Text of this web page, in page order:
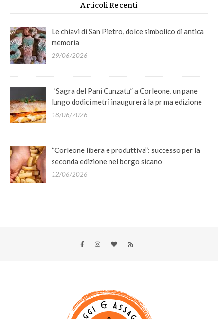
Articoli Recenti
Le chiavi di San Pietro, dolce simbolico di antica
memoria
29/06/2026
“Sagra del Pani Cunzatu” a Corleone, un pane
lungo dodici metri inaugurerà la prima edizione
18/06/2026
“Corleone libera e produttiva”: successo per la
seconda edizione nel borgo sicano
12/06/2026